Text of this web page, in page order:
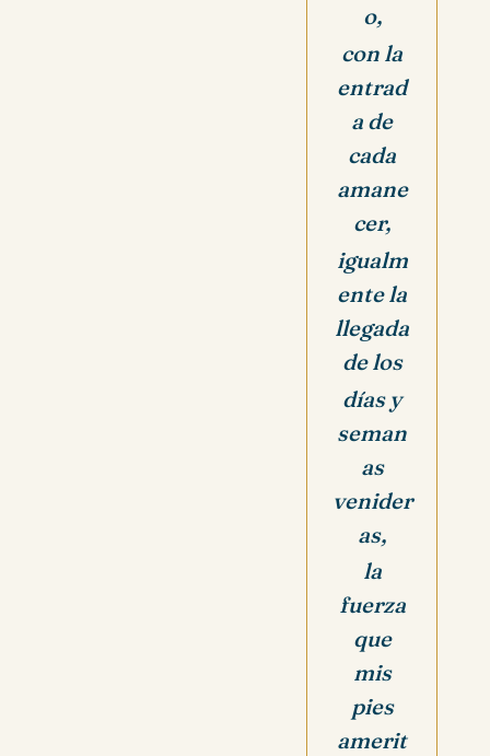
o,
con la
entrad
a de
cada
amane
cer,
igualm
ente la
llegada
de los
días y
seman
as
venider
as,
la
fuerza
que
mis
pies
amerit